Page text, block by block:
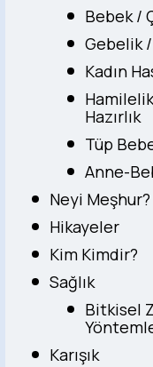
Bebek /
Gebelik
Kadın
Hazırlık
Tüp
Anne-
Neyi Meşhur?
Hikayeler
Kim Kimdir?
Sağlık
Bitkisel
Karışık